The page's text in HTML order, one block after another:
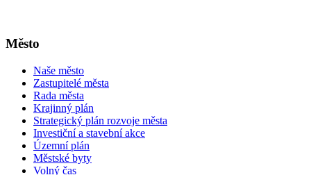
Město
Naše město
Zastupitelé města
Rada města
Krajinný plán
Strategický plán rozvoje města
Investiční a stavební akce
Územní plán
Městské byty
Volný čas